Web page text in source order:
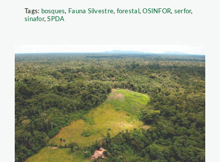
Tags: bosques, Fauna Silvestre, forestal,OSINFOR, serfor,
sinafor,SPDA
Sierra del